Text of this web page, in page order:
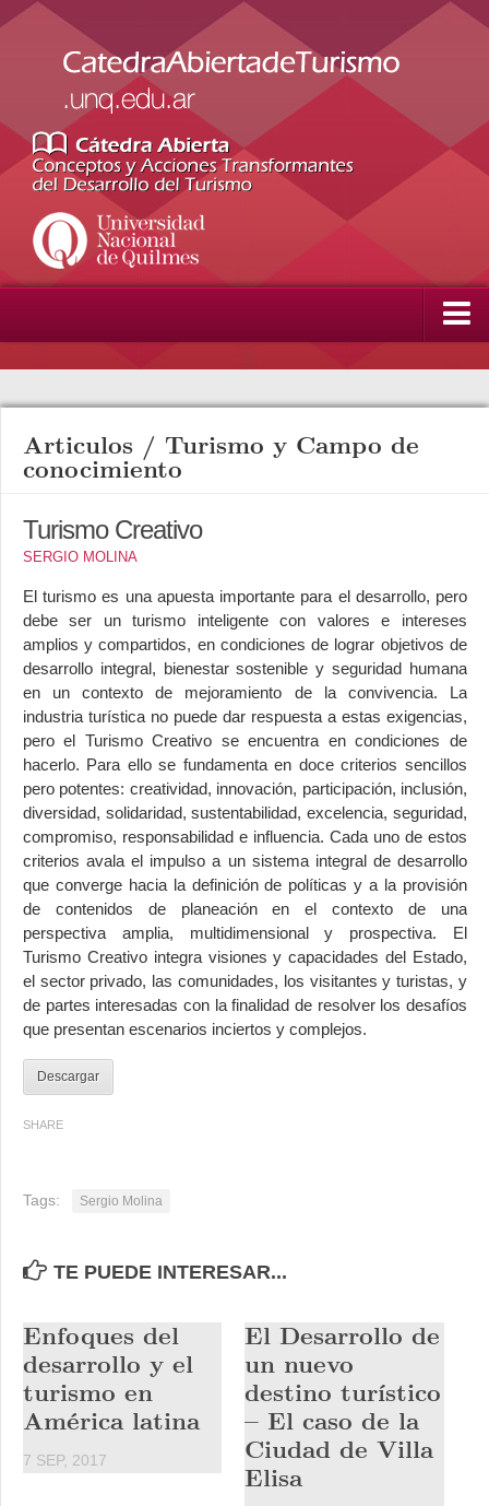
La Cátedra
Integrantes
Artículos académicos
Turismo y Desarrollo
Turismo, empresas y actividades
Turismo y Campo de conocimiento
Libros y publicaciones
Turismo y Desarrollo
Turismo, empresas y actividades
Turismo y Campo de conocimiento
Actividades y eventos
Centros y revistas académicas
Articulos / Turismo y Campo de
conocimiento
Turismo Creativo
SERGIO MOLINA
El turismo es una apuesta importante para el desarrollo, pero
debe ser un turismo inteligente con valores e intereses
amplios y compartidos, en condiciones de lograr objetivos de
desarrollo integral, bienestar sostenible y seguridad humana
en un contexto de mejoramiento de la convivencia. La
industria turística no puede dar respuesta a estas exigencias,
pero el Turismo Creativo se encuentra en condiciones de
hacerlo. Para ello se fundamenta en doce criterios sencillos
pero potentes: creatividad, innovación, participación, inclusión,
diversidad, solidaridad, sustentabilidad, excelencia, seguridad,
compromiso, responsabilidad e influencia. Cada uno de estos
criterios avala el impulso a un sistema integral de desarrollo
que converge hacia la definición de políticas y a la provisión
de contenidos de planeación en el contexto de una
perspectiva amplia, multidimensional y prospectiva. El
Turismo Creativo integra visiones y capacidades del Estado,
el sector privado, las comunidades, los visitantes y turistas, y
de partes interesadas con la finalidad de resolver los desafíos
que presentan escenarios inciertos y complejos.
Descargar
SHARE
Tags: Sergio Molina
TE PUEDE INTERESAR...
Enfoques del
desarrollo y el
turismo en
América latina
7 SEP, 2017
El Desarrollo de
un nuevo
destino turístico
– El caso de la
Ciudad de Villa
Elisa